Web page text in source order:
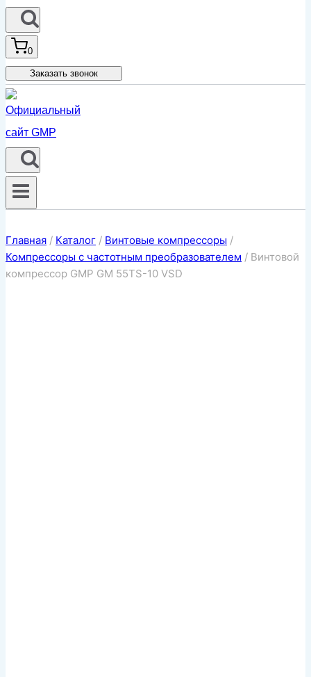
0
Заказать звонок
Главная / Каталог / Винтовые компрессоры /
Компрессоры с частотным преобразователем / Винтовой
компрессор GMP GM 55TS-10 VSD